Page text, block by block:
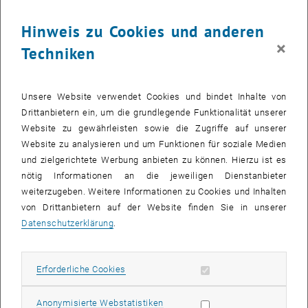
1/18 Bilder
Unser Guide Ntsimani sorgte für gute Stimmung im Bus – und so
konnten die Nationalpark-Guides Bridence und Nyiko einen
Unsere Safari wurde natürlich TU-Chor-like mit „The Lion Sleeps
Hinweis zu Cookies und anderen
Techniken
×
Unsere Website verwendet Cookies und bindet Inhalte von
Drittanbietern ein, um die grundlegende Funktionalität unserer
Website zu gewährleisten sowie die Zugriffe auf unserer
Website zu analysieren und um Funktionen für soziale Medien
und zielgerichtete Werbung anbieten zu können. Hierzu ist es
nötig Informationen an die jeweiligen Dienstanbieter
weiterzugeben. Weitere Informationen zu Cookies und Inhalten
von Drittanbietern auf der Website finden Sie in unserer
Datenschutzerklärung.
Erforderliche Cookies Erforderliche Cookies zulassen
Anonymisierte WebstatistikenStatistik Cookies zulassen